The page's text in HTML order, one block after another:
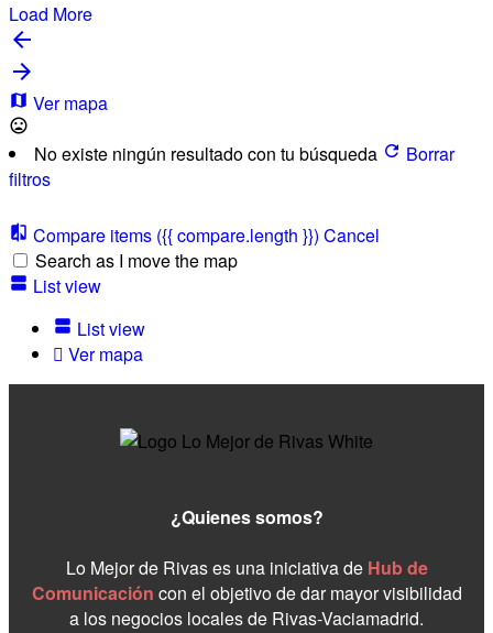
Load More
Ver mapa
No existe ningún resultado con tu búsqueda
Borrar
filtros
Compare items ({{ compare.length }}) Cancel
Search as I move the map
List view
List view
Ver mapa
¿Quienes somos?
Lo Mejor de Rivas es una iniciativa de Hub de
Comunicación con el objetivo de dar mayor visibilidad
a los negocios locales de Rivas-Vaciamadrid.